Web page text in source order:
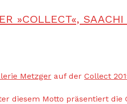
»COLLECT«,
Metzger auf der Collect
diesem Motto präsentiert die